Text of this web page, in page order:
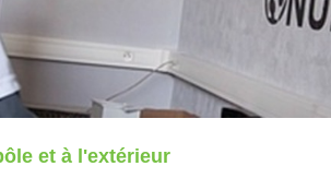
et à l'extérieur